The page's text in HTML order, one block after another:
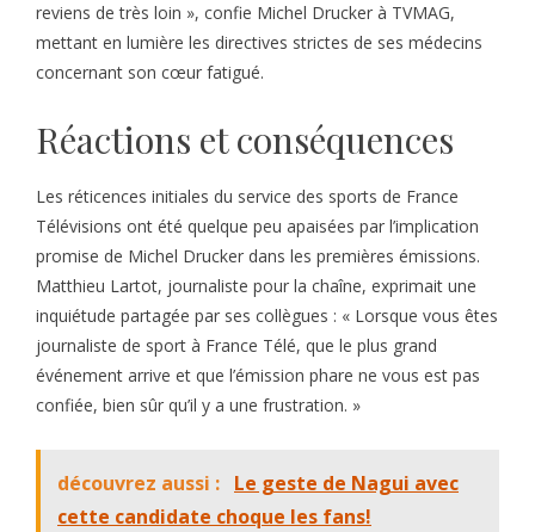
reviens de très loin », confie Michel Drucker à TVMAG,
mettant en lumière les directives strictes de ses médecins
concernant son cœur fatigué.
Réactions et conséquences
Les réticences initiales du service des sports de France
Télévisions ont été quelque peu apaisées par l’implication
promise de Michel Drucker dans les premières émissions.
Matthieu Lartot, journaliste pour la chaîne, exprimait une
inquiétude partagée par ses collègues : « Lorsque vous êtes
journaliste de sport à France Télé, que le plus grand
événement arrive et que l’émission phare ne vous est pas
confiée, bien sûr qu’il y a une frustration. »
découvrez aussi : Le geste de Nagui avec
cette candidate choque les fans!